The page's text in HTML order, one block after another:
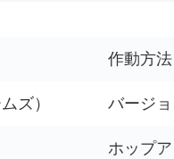
作動方法
ズ） バージ
ホップ